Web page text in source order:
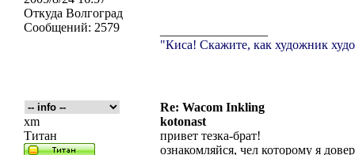
Откуда Волгоград
Сообщений: 2579
"Киса! Скажите, как художник
Re: Wacom Inkling
xm
Титан
kotonast
привет тезка-брат!
ознакомляйся, чел которому я